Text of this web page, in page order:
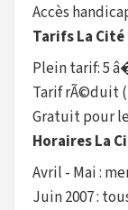
Accès
Tarifs La
Plein tarif: 5
Tarif rÃ©duit
Gratuit pour
Horaires La
Avril - Mai :
Juin 2007 :